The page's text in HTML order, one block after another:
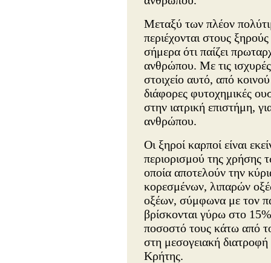
Μεταξύ των πλέον
περιέχονται στους
σήμερα ότι παίζει
ανθρώπου. Με τις ισχυρές
στοιχείο αυτό, από
διάφορες φυτοχημικές
στην ιατρική επιστήμη,
ανθρώπου.
Οι ξηροί καρποί είναι
περιορισμού της χρήσης
οποία αποτελούν την
κορεσμένων, λιπαρών
οξέων, σύμφωνα με τον
βρίσκονται γύρω στο
ποσοστό τους κάτω από
στη μεσογειακή διατροφή
Κρήτης.